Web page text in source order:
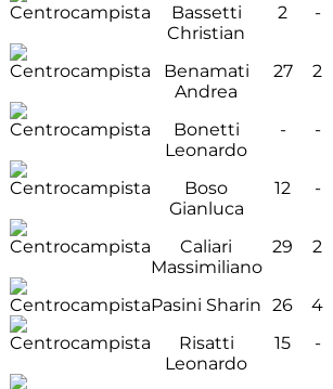
Bassetti
Christian
2 -
Benamati
Andrea
27 2
Bonetti
Leonardo
- -
Boso
Gianluca
12 -
Caliari
Massimiliano
29 2
Pasini Sharin 26 4
Risatti
Leonardo
15 -